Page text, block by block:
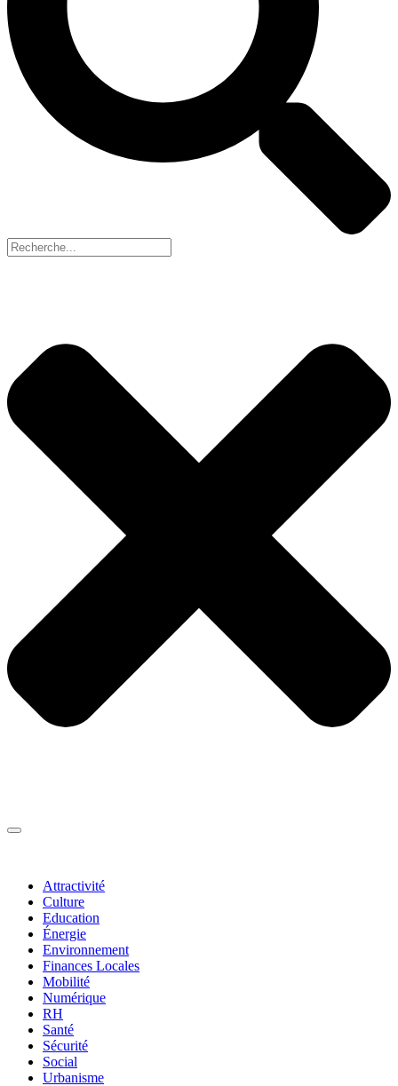
Attractivité
Culture
Education
Énergie
Environnement
Finances Locales
Mobilité
Numérique
RH
Santé
Sécurité
Social
Urbanisme